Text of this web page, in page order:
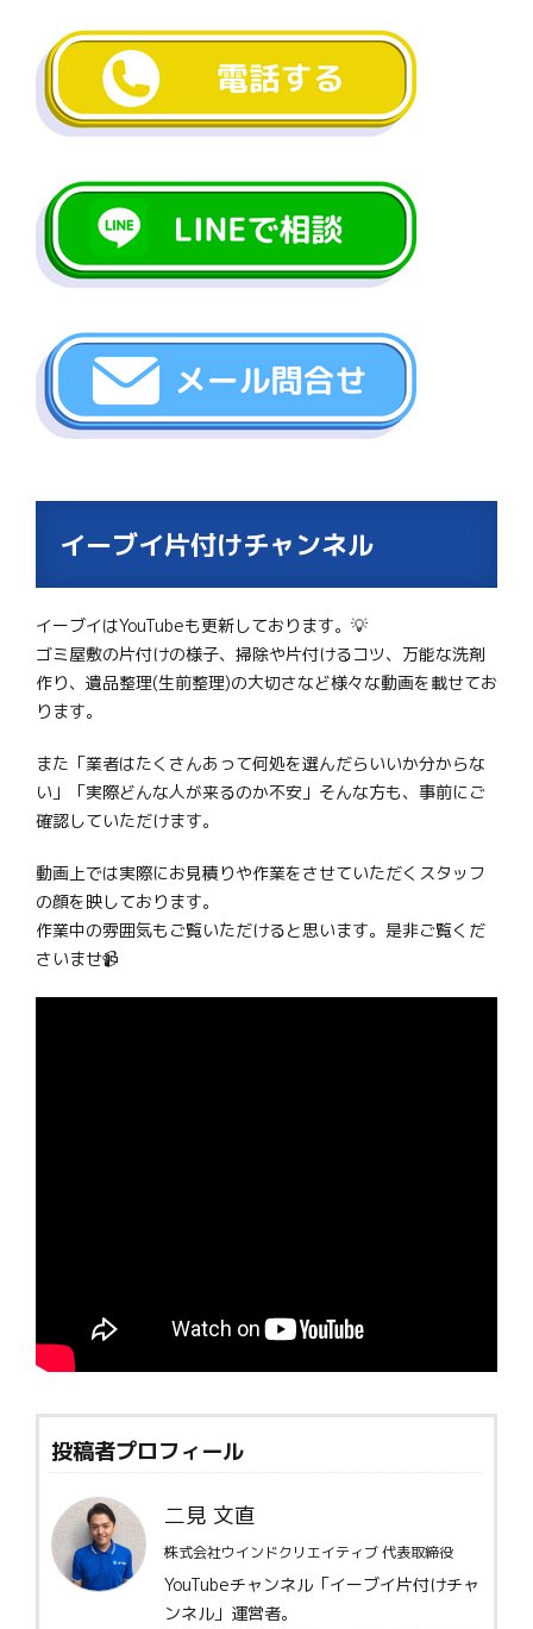
イーブイ片付けチャンネル
イーブイはYouTubeも更新しております。💡
ゴミ屋敷の片付けの様子、掃除や片付けるコツ、万能な洗剤
作り、遺品整理(生前整理)の大切さなど様々な動画を載せてお
ります。
また「業者はたくさんあって何処を選んだらいいか分からな
い」「実際どんな人が来るのか不安」そんな方も、事前にご
確認していただけます。
動画上では実際にお見積りや作業をさせていただくスタッフ
の顔を映しております。
作業中の雰囲気もご覧いただけると思います。是非ご覧くだ
さいませ📹
投稿者プロフィール
二見 文直
株式会社ウインドクリエイティブ 代表取締役
YouTubeチャンネル「イーブイ片付けチャ
ンネル」運営者。